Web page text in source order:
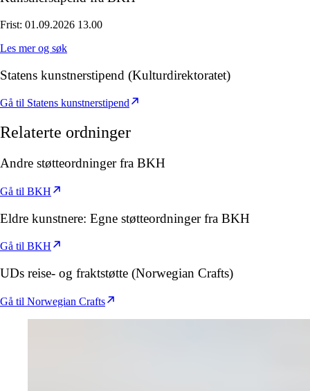
Frist: 01.09.2026 13.00
Les mer og søk
Statens kunstnerstipend (Kulturdirektoratet)
Gå til Statens kunstnerstipend
Relaterte ordninger
Andre støtteordninger fra BKH
Gå til BKH
Eldre kunstnere: Egne støtteordninger fra BKH
Gå til BKH
UDs reise- og fraktstøtte (Norwegian Crafts)
Gå til Norwegian Crafts